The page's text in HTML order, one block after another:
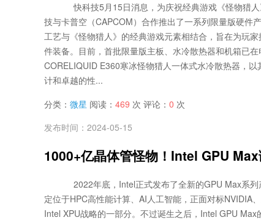
快科技5月15日消息，为庆祝经典游戏《怪物猎
技与卡普空（CAPCOM）合作推出了一系列限量版硬件
工艺与《怪物猎人》的经典游戏元素相结合，旨在为玩
件装备。目前，首批限量版主板、水冷散热器和机箱已
CORELIQUID E360寒冰怪物猎人一体式水冷散热器，
计和卓越的性...
分类： 微星 阅读： 469 次 评论： 0 次
发布时间：2024-05-15
1000+亿晶体管怪物！Intel GPU
2022年底，Intel正式发布了全新的GPU Max系列
定位于HPC高性能计算、AI人工智能，正面对标NVIDIA
Intel XPU战略的一部分。不过诞生之后，Intel GPU Max